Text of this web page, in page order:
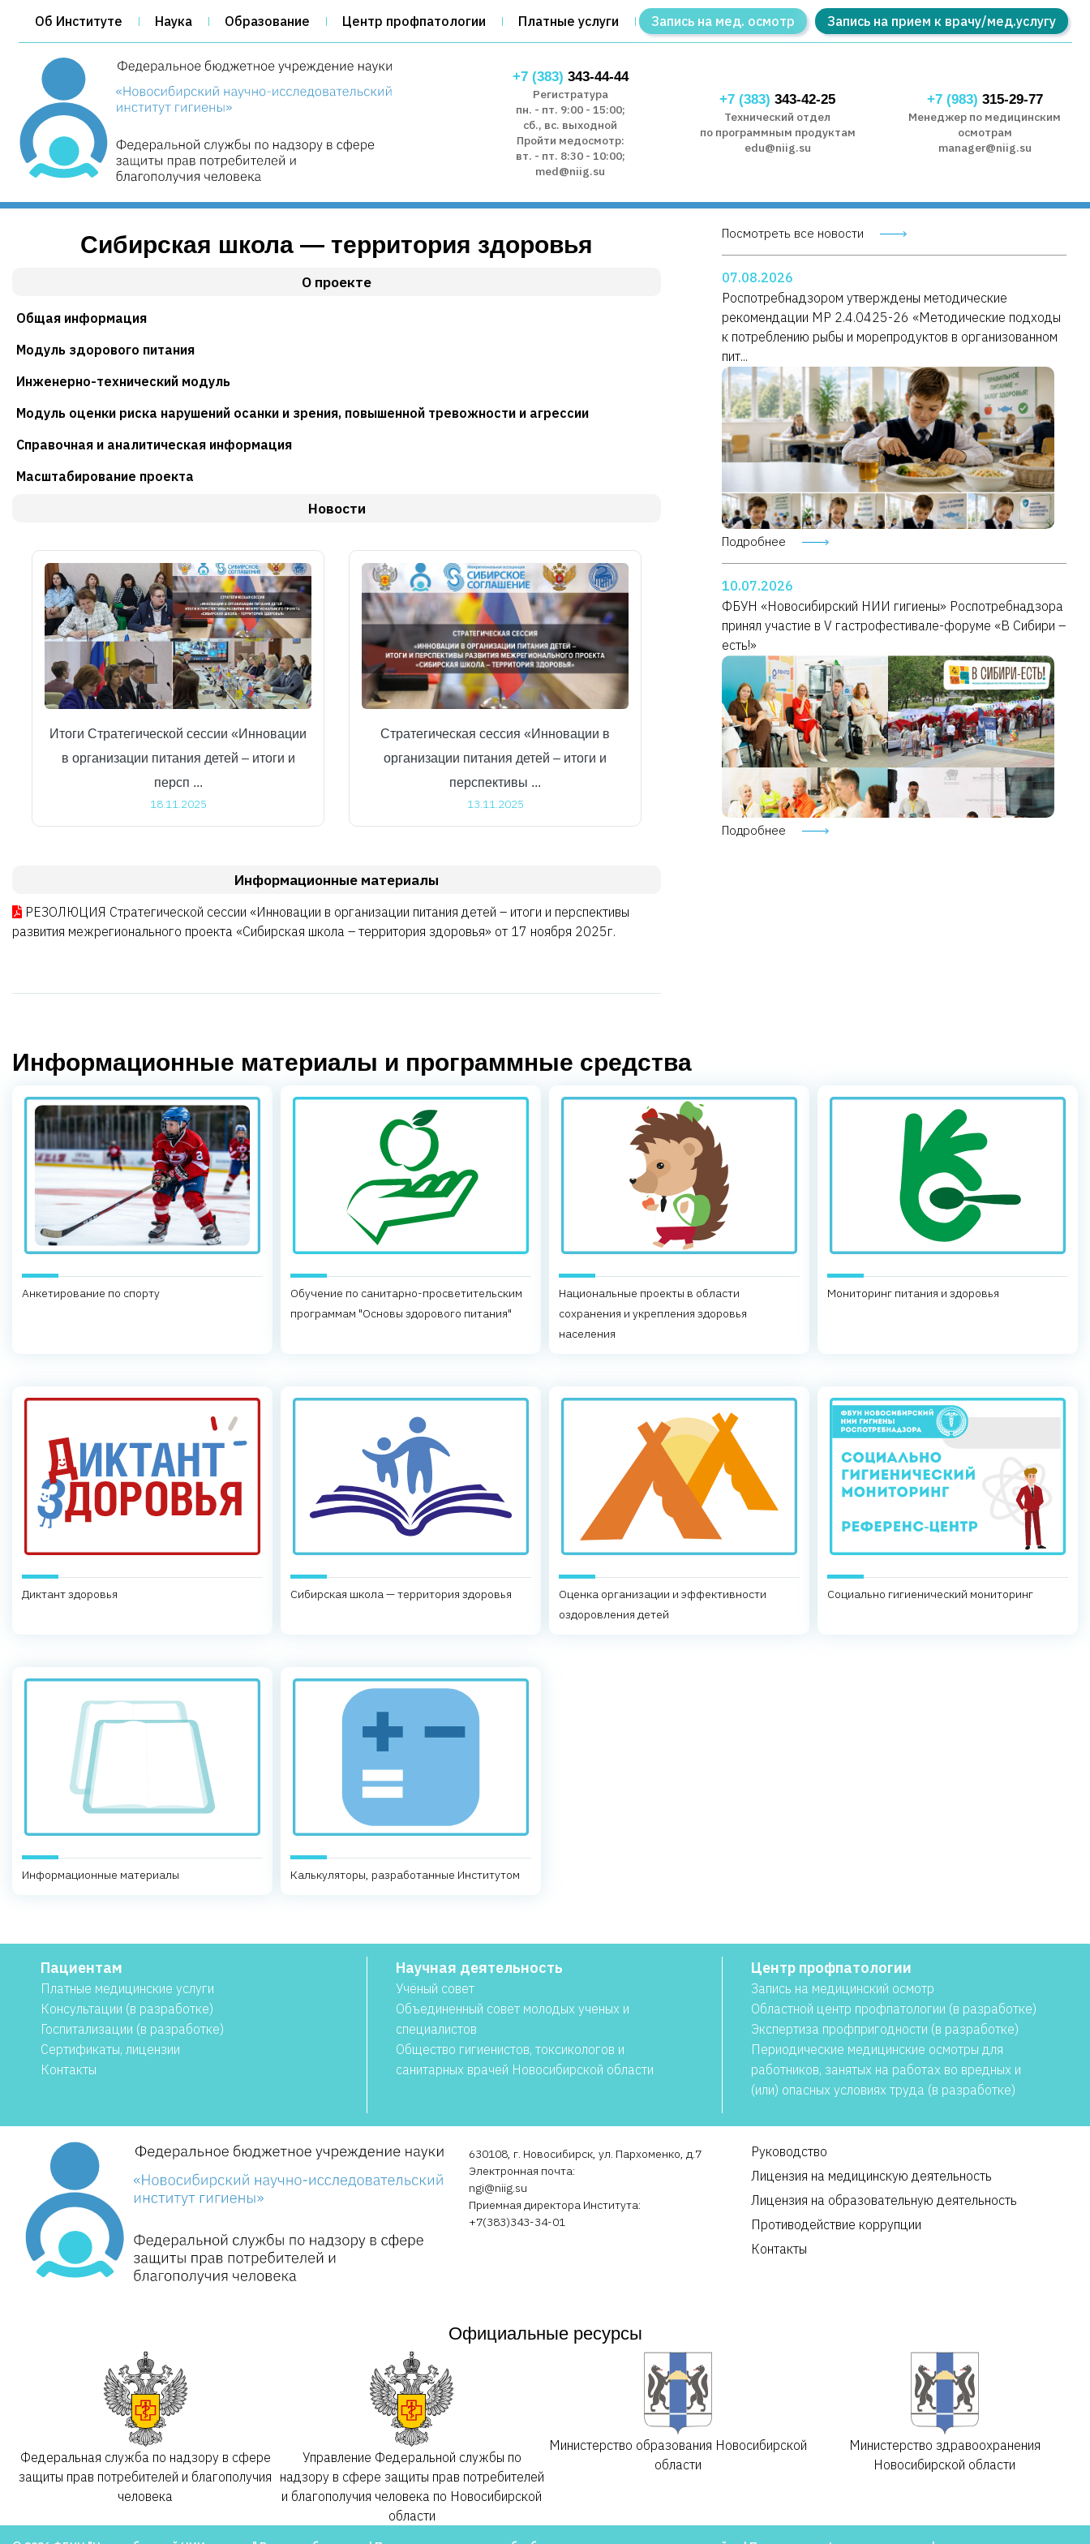
Об Институте Наука Образование Центр профпатологии Платные услуги Запись на мед. осмотр Запись на прием к врачу/мед.услугу
+7 (383) 343-44-44
Регистратура
пн. - пт. 9:00 - 15:00;
сб., вс. выходной
Пройти медосмотр:
вт. - пт. 8:30 - 10:00;
med@niig.su
+7 (383) 343-42-25
Технический отдел
по программным продуктам
edu@niig.su
+7 (983) 315-29-77
Менеджер по медицинским
осмотрам
manager@niig.su
Сибирская школа — территория здоровья
О проекте
Общая информация
Модуль здорового питания
Инженерно-технический модуль
Модуль оценки риска нарушений осанки и зрения, повышенной тревожности и агрессии
Справочная и аналитическая информация
Масштабирование проекта
Новости
Итоги Стратегической сессии «Инновации
в организации питания детей – итоги и
персп ...
18.11.2025
Стратегическая сессия «Инновации в
организации питания детей – итоги и
перспективы ...
13.11.2025
Информационные материалы
РЕЗОЛЮЦИЯ Стратегической сессии «Инновации в организации питания детей – итоги и перспективы
развития межрегионального проекта «Сибирская школа – территория здоровья» от 17 ноября 2025г.
Посмотреть все новости
07.08.2026
Роспотребнадзором утверждены методические
рекомендации МР 2.4.0425-26 «Методические подходы
к потреблению рыбы и морепродуктов в организованном
пит...
Подробнее
10.07.2026
ФБУН «Новосибирский НИИ гигиены» Роспотребнадзора
принял участие в V гастрофестивале-форуме «В Сибири –
есть!»
Подробнее
Информационные материалы и программные средства
Анкетирование по спорту
Обучение по санитарно-просветительским
программам "Основы здорового питания"
Национальные проекты в области
сохранения и укрепления здоровья
населения
Мониторинг питания и здоровья
Диктант здоровья Сибирская школа — территория здоровья
Оценка организации и эффективности
оздоровления детей
Социально гигиенический мониторинг
Информационные материалы Калькуляторы, разработанные Институтом
Пациентам
Платные медицинские услуги
Консультации (в разработке)
Госпитализации (в разработке)
Сертификаты, лицензии
Контакты
Научная деятельность
Учёный совет
Объединенный совет молодых ученых и
специалистов
Общество гигиенистов, токсикологов и
санитарных врачей Новосибирской области
Центр профпатологии
Запись на медицинский осмотр
Областной центр профпатологии (в разработке)
Экспертиза профпригодности (в разработке)
Периодические медицинские осмотры для
работников, занятых на работах во вредных и
(или) опасных условиях труда (в разработке)
630108, г. Новосибирск, ул. Пархоменко, д.7
Электронная почта:
ngi@niig.su
Приемная директора Института:
+7(383)343-34-01
Руководство
Лицензия на медицинскую деятельность
Лицензия на образовательную деятельность
Противодействие коррупции
Контакты
Официальные ресурсы
Федеральная служба по надзору в сфере
защиты прав потребителей и благополучия
человека
Управление Федеральной службы по
надзору в сфере защиты прав потребителей
и благополучия человека по Новосибирской
области
Министерство образования Новосибирской
области
Министерство здравоохранения
Новосибирской области